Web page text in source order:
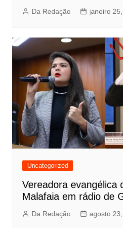
Da Redação janeiro
Uncategorized
Vereadora evangélica
Malafaia em rádio de
Da Redação agosto